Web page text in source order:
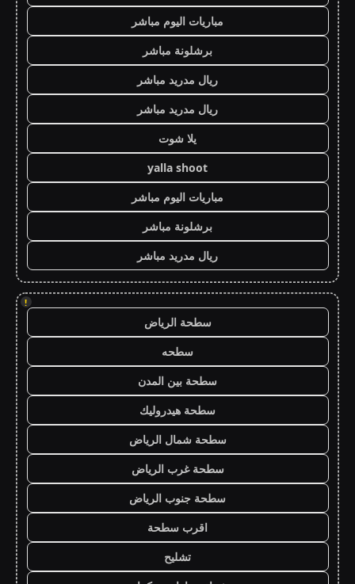
مباريات اليوم مباشر
برشلونة مباشر
ريال مدريد مباشر
ريال مدريد مباشر
يلا شوت
yalla shoot
مباريات اليوم مباشر
برشلونة مباشر
ريال مدريد مباشر
!
سطحة الرياض
سطحه
سطحة بين المدن
سطحة هيدروليك
سطحة شمال الرياض
سطحة غرب الرياض
سطحة جنوب الرياض
اقرب سطحة
تشليح